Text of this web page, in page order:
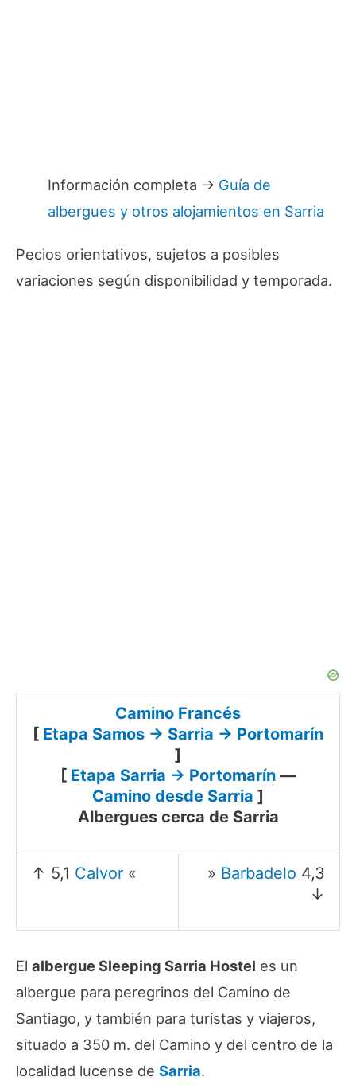
Información completa → Guía de
albergues y otros alojamientos en Sarria
Pecios orientativos, sujetos a posibles
variaciones según disponibilidad y temporada.
Camino Francés
[ Etapa Samos → Sarria → Portomarín
]
[ Etapa Sarria → Portomarín —
Camino desde Sarria ]
Albergues cerca de Sarria
↑ 5,1 Calvor « » Barbadelo 4,3
↓
El albergue Sleeping Sarria Hostel es un
albergue para peregrinos del Camino de
Santiago, y también para turistas y viajeros,
situado a 350 m. del Camino y del centro de la
localidad lucense de Sarria.